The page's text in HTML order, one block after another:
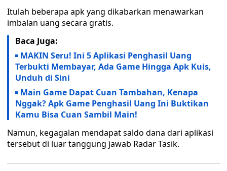
Itulah beberapa apk yang dikabarkan menawarkan
imbalan uang secara gratis.
Baca Juga:
MAKIN Seru! Ini 5 Aplikasi Penghasil Uang
Terbukti Membayar, Ada Game Hingga Apk Kuis,
Unduh di Sini
Main Game Dapat Cuan Tambahan, Kenapa
Nggak? Apk Game Penghasil Uang Ini Buktikan
Kamu Bisa Cuan Sambil Main!
Namun, kegagalan mendapat saldo dana dari aplikasi
tersebut di luar tanggung jawab Radar Tasik.